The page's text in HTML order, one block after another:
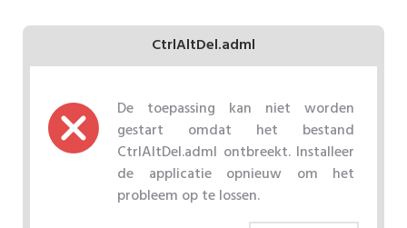
CtrlAltDel.adml
De toepassing kan niet worden
gestart omdat het bestand
CtrlAltDel.adml ontbreekt. Installeer
de applicatie opnieuw om het
probleem op te lossen.